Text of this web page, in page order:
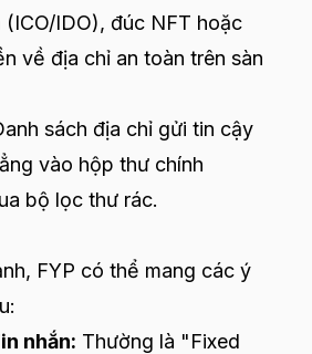
(ICO/IDO), đúc NFT hoặc
về địa chỉ an toàn trên sàn
sách địa chỉ gửi tin cậy
vào hộp thư chính
bộ lọc thư rác.
FYP có thể mang các ý
nhắn: Thường là "Fixed